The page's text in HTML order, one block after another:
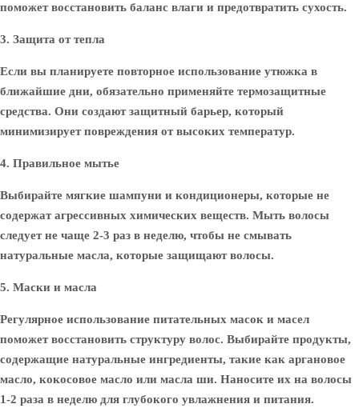
поможет восстановить баланс влаги и предотвратить сухость.
3. Защита от тепла
Если вы планируете повторное использование утюжка в
ближайшие дни, обязательно применяйте термозащитные
средства. Они создают защитный барьер, который
минимизирует повреждения от высоких температур.
4. Правильное мытье
Выбирайте мягкие шампуни и кондиционеры, которые не
содержат агрессивных химических веществ. Мыть волосы
следует не чаще 2-3 раз в неделю, чтобы не смывать
натуральные масла, которые защищают волосы.
5. Маски и масла
Регулярное использование питательных масок и масел
поможет восстановить структуру волос. Выбирайте продукты,
содержащие натуральные ингредиенты, такие как аргановое
масло, кокосовое масло или масла ши. Наносите их на волосы
1-2 раза в неделю для глубокого увлажнения и питания.